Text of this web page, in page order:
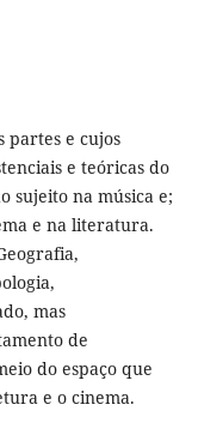
partes e cujos
e teóricas do
sujeito na música e;
e na literatura.
mas
de
do espaço que
e o cinema.